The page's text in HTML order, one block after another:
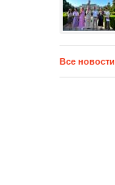
Все новости